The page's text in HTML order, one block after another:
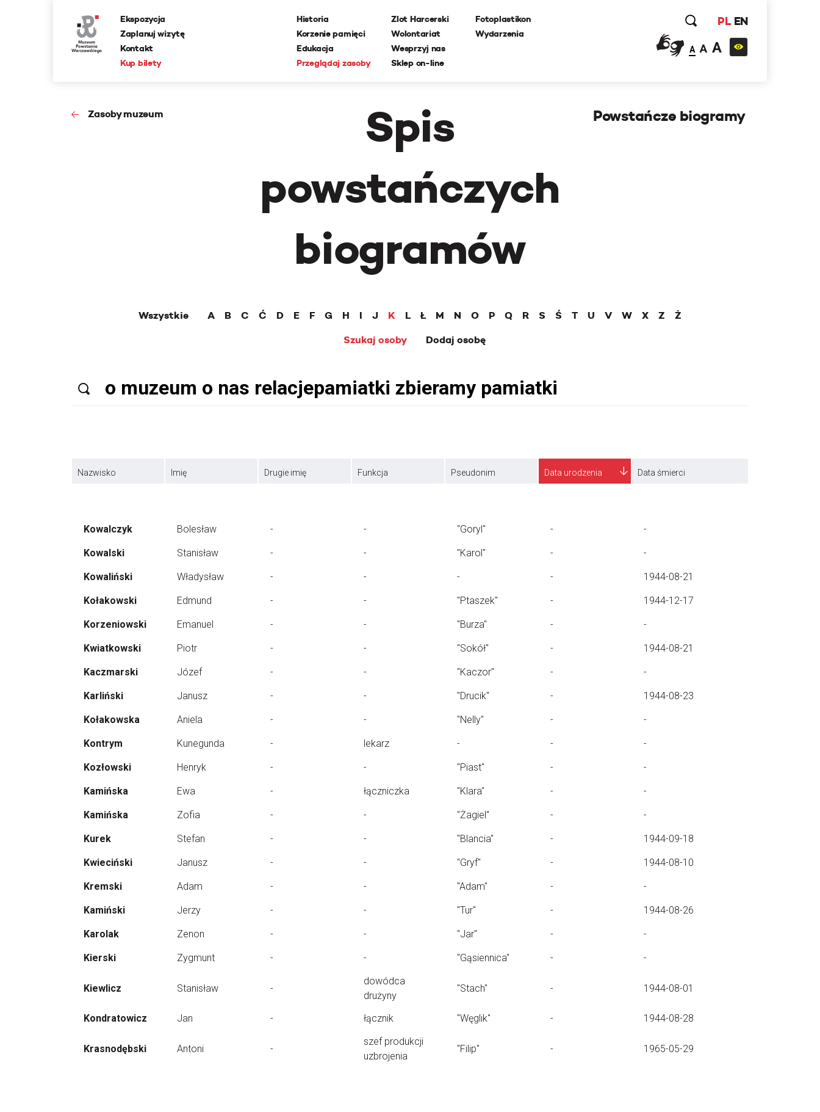
Ekspozycja
Zaplanuj wizytę
Kontakt
Kup bilety
Historia
Korzenie pamięci
Edukacja
Przeglądaj zasoby
Zlot Harcerski
Wolontariat
Wesprzyj nas
Sklep on-line
Fotoplastikon
Wydarzenia
PL EN
A A A
Zasoby muzeum
Spis
powstańczych
biogramów
Powstańcze biogramy
Wszystkie A B C Ć D E F G H I J K L Ł M N O P Q R S Ś T U V W X Z
Ż
Szukaj osoby
Dodaj osobę
Nazwisko Imię Drugie imię Funkcja Pseudonim Data urodzenia Data śmierci
Kowalczyk Bolesław - - "Goryl" - -
Kowalski Stanisław - - "Karol" - -
Kowaliński Władysław - - - - 1944-08-21
Kołakowski Edmund - - "Ptaszek" - 1944-12-17
Korzeniowski Emanuel - - "Burza" - -
Kwiatkowski Piotr - - "Sokół" - 1944-08-21
Kaczmarski Józef - - "Kaczor" - -
Karliński Janusz - - "Drucik" - 1944-08-23
Kołakowska Aniela - - "Nelly" - -
Kontrym Kunegunda - lekarz - - -
Kozłowski Henryk - - "Piast" - -
Kamińska Ewa - łączniczka "Klara" - -
Kamińska Zofia - - "Żagiel" - -
Kurek Stefan - - "Blancia" - 1944-09-18
Kwieciński Janusz - - "Gryf" - 1944-08-10
Kremski Adam - - "Adam" - -
Kamiński Jerzy - - "Tur" - 1944-08-26
Karolak Zenon - - "Jar" - -
Kierski Zygmunt - - "Gąsiennica" - -
Kiewlicz Stanisław -
dowódca
drużyny
"Stach" - 1944-08-01
Kondratowicz Jan - łącznik "Węglik" - 1944-08-28
Krasnodębski Antoni -
szef produkcji
uzbrojenia
"Filip" - 1965-05-29